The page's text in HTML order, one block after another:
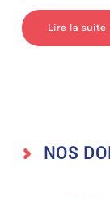
Lire la suite
NOS